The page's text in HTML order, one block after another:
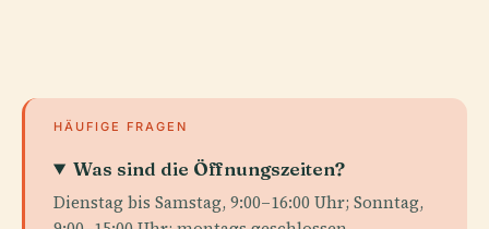
HÄUFIGE FRAGEN
Was sind die Öffnungszeiten?
Dienstag bis Samstag, 9:00–16:00 Uhr; Sonntag,